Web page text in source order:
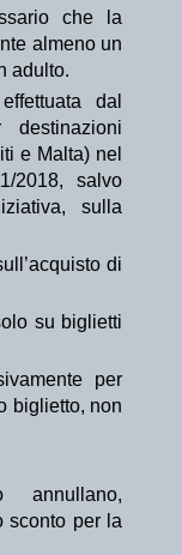
che la
almeno un
adulto.
dal
e Malta) nel
2018, salvo
sulla
di
su biglietti
per
biglietto, non
sconto per la